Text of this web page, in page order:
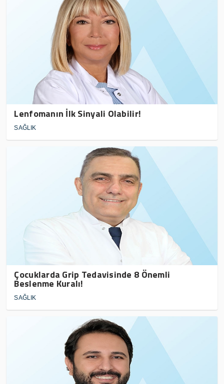
Lenfomanın İlk Sinyali Olabilir!
SAĞLIK
Çocuklarda Grip Tedavisinde 8 Önemli
Beslenme Kuralı!
SAĞLIK